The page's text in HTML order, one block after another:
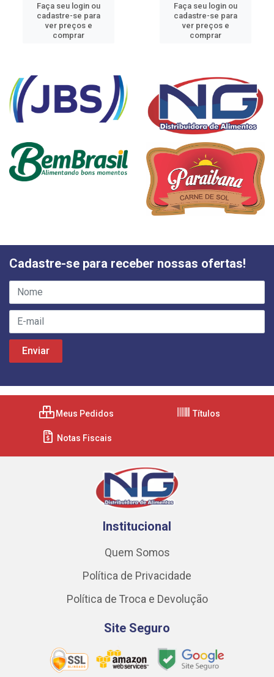
Faça seu login ou
cadastre-se para
ver preços e
comprar
Faça seu login ou
cadastre-se para
ver preços e
comprar
Cadastre-se para receber nossas ofertas!
Meus Pedidos Títulos
Notas Fiscais
Institucional
Quem Somos
Política de Privacidade
Política de Troca e Devolução
Site Seguro